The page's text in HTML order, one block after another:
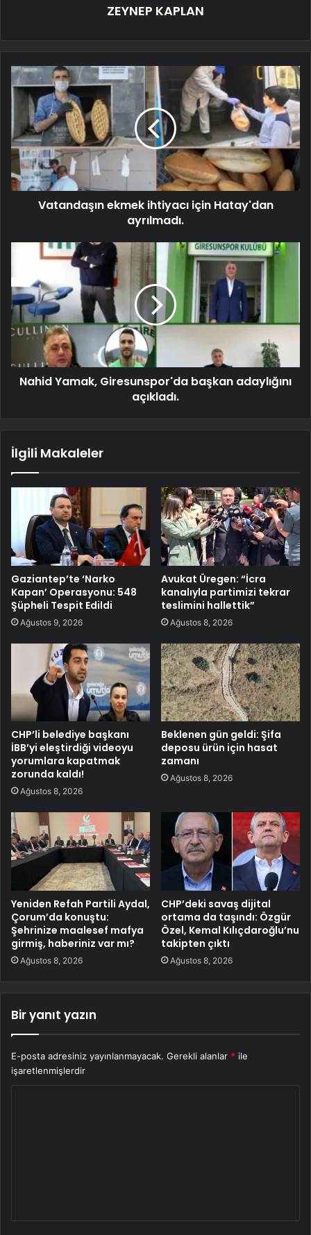
ZEYNEP KAPLAN
Vatandaşın ekmek ihtiyacı için Hatay'dan
ayrılmadı.
Nahid Yamak, Giresunspor'da başkan adaylığını
açıkladı.
İlgili Makaleler
Gaziantep’te ‘Narko
Kapan’ Operasyonu: 548
Şüpheli Tespit Edildi
Ağustos 9, 2026
Avukat Üregen: “İcra
kanalıyla partimizi tekrar
teslimini hallettik”
Ağustos 8, 2026
CHP’li belediye başkanı
İBB’yi eleştirdiği videoyu
yorumlara kapatmak
zorunda kaldı!
Ağustos 8, 2026
Beklenen gün geldi: Şifa
deposu ürün için hasat
zamanı
Ağustos 8, 2026
Yeniden Refah Partili Aydal,
Çorum’da konuştu:
Şehrinize maalesef mafya
girmiş, haberiniz var mı?
Ağustos 8, 2026
CHP’deki savaş dijital
ortama da taşındı: Özgür
Özel, Kemal Kılıçdaroğlu’nu
takipten çıktı
Ağustos 8, 2026
Bir yanıt yazın
E-posta adresiniz yayınlanmayacak. Gerekli alanlar * ile
işaretlenmişlerdir